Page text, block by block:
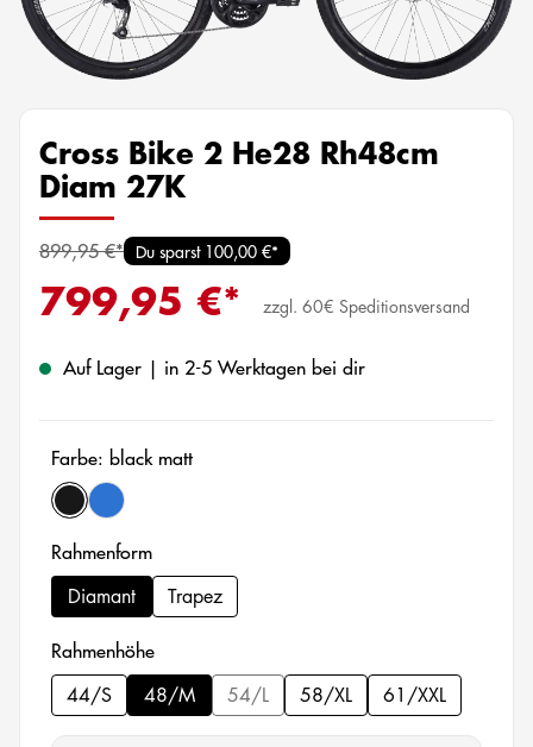
Cross Bike 2 He28 Rh48cm
Diam 27K
899,95 €* Du sparst 100,00 €*
799,95 €* zzgl. 60€ Speditionsversand
Auf Lager | in 2-5 Werktagen bei dir
Farbe: black matt
black mattdark petrol matt
Rahmenformauswählen
Diamant Trapez
Rahmenhöheauswählen
44/S 48/M 54/L(Diese Option ist zurzeit nicht verfügbar.)
58/XL 61/XXL